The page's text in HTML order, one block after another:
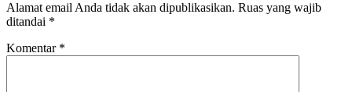
Alamat email Anda tidak akan dipublikasikan. Ruas yang wajib
ditandai *
Komentar *